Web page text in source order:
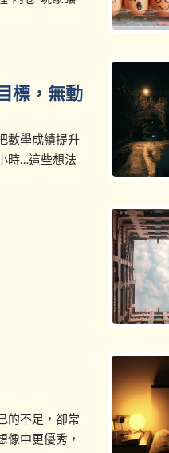
標，無動
數學成績提升
時…這些想法
的不足，卻常
像中更優秀，